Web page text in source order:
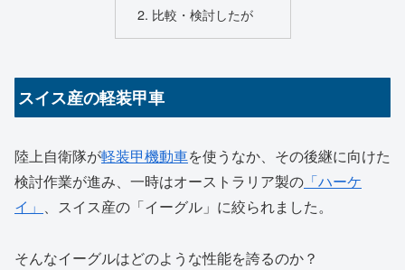
比較・検討したが
スイス産の軽装甲車
陸上自衛隊が軽装甲機動車を使うなか、その後継に向けた
検討作業が進み、一時はオーストラリア製の 「ハーケ
イ」 、スイス産の「イーグル」に絞られました。
そんなイーグルはどのような性能を誇るのか？